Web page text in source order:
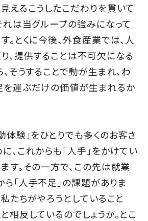
えるこうしたこだわりを貫いて
れは当グループの強みになって
。とくに今後、外食産業では、人
、提供することは不可欠になる
、そうすることで動が生まれ、わ
を運ぶだけの価値が生まれるか
体験」をひとりでも多くのお客さ
、これからも「人手」をかけてい
す。その一方で、この先は就業
「人手不足」の課題がありま
私たちがやろうとしていること
相反しているのでしょうか。とこ